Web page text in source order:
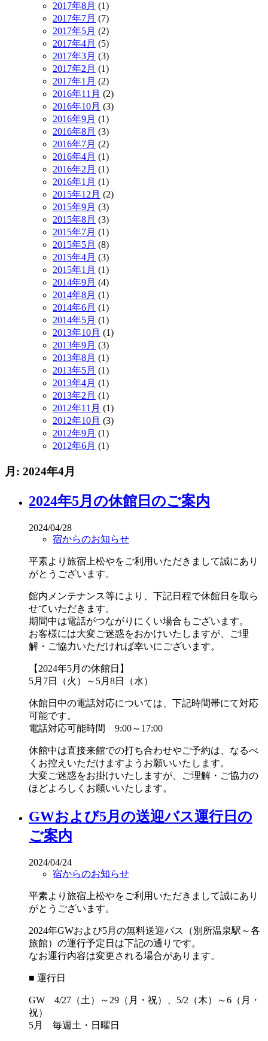
2017年8月 (1)
2017年7月 (7)
2017年5月 (2)
2017年4月 (5)
2017年3月 (3)
2017年2月 (1)
2017年1月 (2)
2016年11月 (2)
2016年10月 (3)
2016年9月 (1)
2016年8月 (3)
2016年7月 (2)
2016年4月 (1)
2016年2月 (1)
2016年1月 (1)
2015年12月 (2)
2015年9月 (3)
2015年8月 (3)
2015年7月 (1)
2015年5月 (8)
2015年4月 (3)
2015年1月 (1)
2014年9月 (4)
2014年8月 (1)
2014年6月 (1)
2014年5月 (1)
2013年10月 (1)
2013年9月 (3)
2013年8月 (1)
2013年5月 (1)
2013年4月 (1)
2013年2月 (1)
2012年11月 (1)
2012年10月 (3)
2012年9月 (1)
2012年6月 (1)
月: 2024年4月
2024年5月の休館日のご案内
2024/04/28
宿からのお知らせ
平素より旅宿上松やをご利用いただきまして誠にあり
がとうございます。
館内メンテナンス等により、下記日程で休館日を取ら
せていただきます。
期間中は電話がつながりにくい場合もございます。
お客様には大変ご迷惑をおかけいたしますが、ご理
解・ご協力いただければ幸いにございます。
【2024年5月の休館日】
5月7日（火）～5月8日（水）
休館日中の電話対応については、下記時間帯にて対応
可能です。
電話対応可能時間 9:00～17:00
休館中は直接来館での打ち合わせやご予約は、なるべ
くお控えいただけますようお願いいたします。
大変ご迷惑をお掛けいたしますが、ご理解・ご協力の
ほどよろしくお願いいたします。
GWおよび5月の送迎バス運行日の
ご案内
2024/04/24
宿からのお知らせ
平素より旅宿上松やをご利用いただきまして誠にあり
がとうございます。
2024年GWおよび5月の無料送迎バス（別所温泉駅～各
旅館）の運行予定日は下記の通りです。
なお運行内容は変更される場合があります。
■ 運行日
GW 4/27（土）～29（月・祝）、5/2（木）～6（月・
祝）
5月 毎週土・日曜日